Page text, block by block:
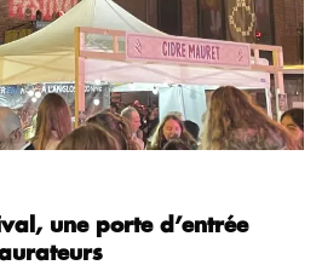
une porte d’entrée